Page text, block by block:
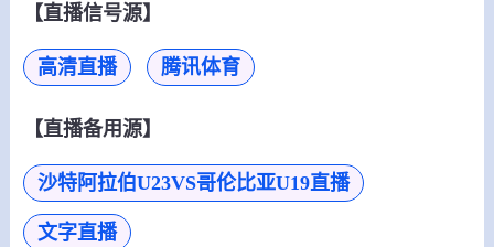
【直播信号源】
高清直播 腾讯体育
【直播备用源】
沙特阿拉伯U23VS哥伦比亚U19直播
文字直播